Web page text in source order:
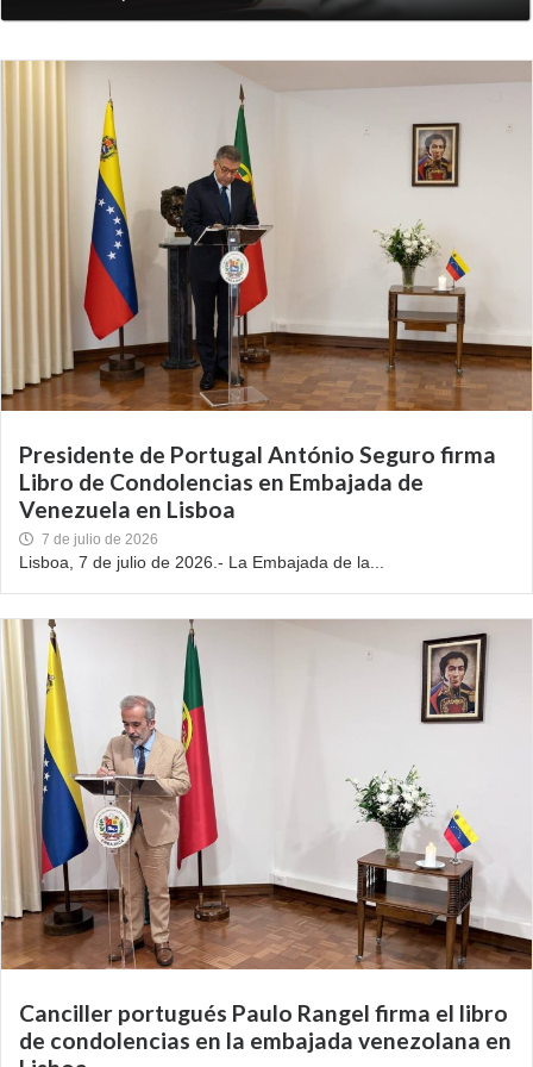
Presidente de Portugal António Seguro firma
Libro de Condolencias en Embajada de
Venezuela en Lisboa
7 de julio de 2026
Lisboa, 7 de julio de 2026.- La Embajada de la...
Canciller portugués Paulo Rangel firma el libro
de condolencias en la embajada venezolana en